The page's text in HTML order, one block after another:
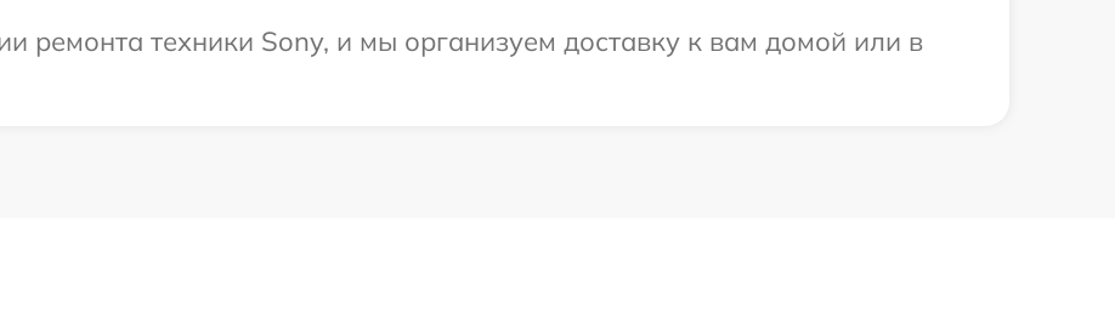
техники Sony, и мы организуем доставку к вам домой или в